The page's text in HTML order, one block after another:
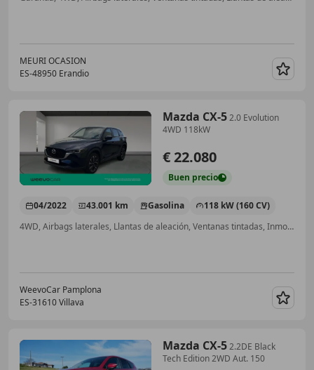
MEURI OCASION
ES-48950 Erandio
Mazda CX-52.0 Evolution
4WD 118kW
€ 22.080
Buen precio
04/2022 43.001 km Gasolina
118 kW (160 CV)
4WD, Airbags laterales, Llantas de aleación, Ventanas tintadas, Inmovilizador, Faros antiniebla, Pantalla frontal
WeevoCar Pamplona
ES-31610 Villava
Mazda CX-52.2DE Black
Tech Edition 2WD Aut. 150